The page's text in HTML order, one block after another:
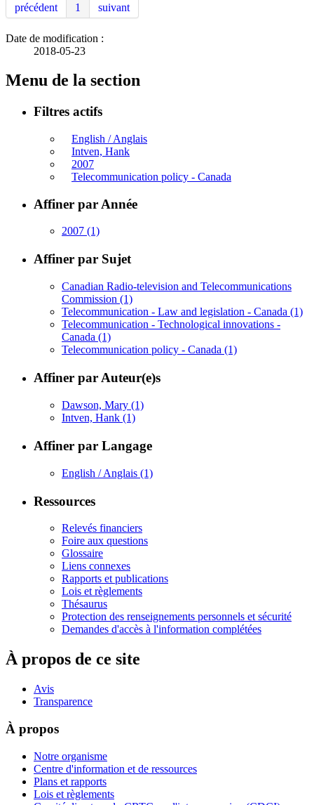
précédent 1 suivant
Date de modification :
2018-05-23
Menu de la section
Filtres actifs
English / Anglais
Intven, Hank
2007
Telecommunication policy - Canada
Affiner par Année
2007 (1)
Affiner par Sujet
Canadian Radio-television and Telecommunications
Commission (1)
Telecommunication - Law and legislation - Canada (1)
Telecommunication - Technological innovations -
Canada (1)
Telecommunication policy - Canada (1)
Affiner par Auteur(e)s
Dawson, Mary (1)
Intven, Hank (1)
Affiner par Langage
English / Anglais (1)
Ressources
Relevés financiers
Foire aux questions
Glossaire
Liens connexes
Rapports et publications
Lois et règlements
Thésaurus
Protection des renseignements personnels et sécurité
Demandes d'accès à l'information complétées
À propos de ce site
Avis
Transparence
À propos
Notre organisme
Centre d'information et de ressources
Plans et rapports
Lois et règlements